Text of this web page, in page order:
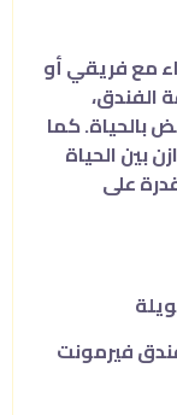
مع فريقي أو
كما
الحياة
على
فيرمونت